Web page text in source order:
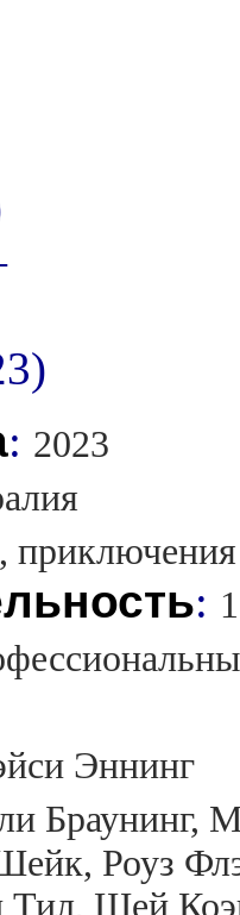
: 2023
приключения
:
Эннинг
Браунинг,
Роуз
Тил, Шей